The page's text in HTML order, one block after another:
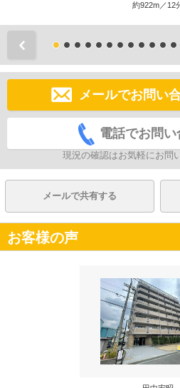
約922m／12
メールでお問い
電話でお問
現況の確認はお気軽にお問
メールで共有する
お客様の声